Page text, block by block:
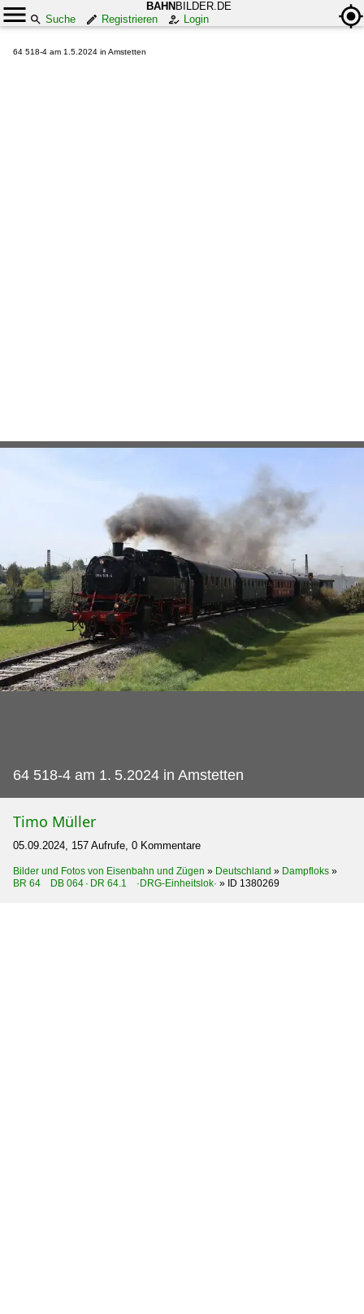
BAHN BILDER.DE
Suche
Registrieren Login
64 518-4 am 1.5.2024 in Amstetten
64 518-4 am 1. 5.2024 in Amstetten
Timo Müller
05.09.2024, 157 Aufrufe, 0 Kommentare
Bilder und Fotos von Eisenbahn und Zügen » Deutschland » Dampfloks »
BR 64 DB 064 · DR 64.1 ·DRG-Einheitslok· » ID 1380269